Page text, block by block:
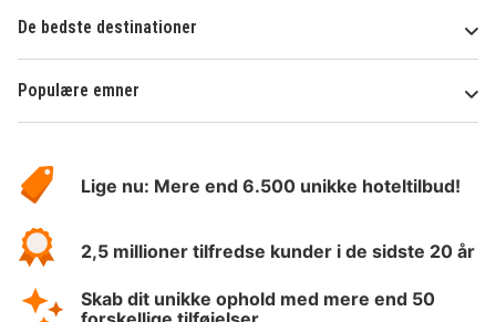
De bedste destinationer
Populære emner
HotelSpecials
Lige nu: Mere end 6.500 unikke hoteltilbud!
2,5 millioner tilfredse kunder i de sidste 20 år
Skab dit unikke ophold med mere end 50